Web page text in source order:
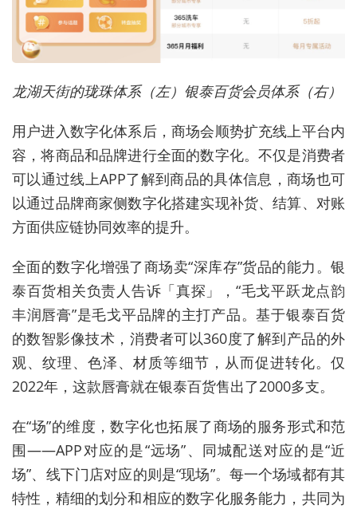
龙湖天街的珑珠体系（左）银泰百货会员体系（右）
用户进入数字化体系后，商场会顺势扩充线上平台内
容，将商品和品牌进行全面的数字化。不仅是消费者
可以通过线上APP了解到商品的具体信息，商场也可
以通过品牌商家侧数字化搭建实现补货、结算、对账
方面供应链协同效率的提升。
全面的数字化增强了商场卖“深库存”货品的能力。银
泰百货相关负责人告诉「真探」，“毛戈平跃龙点韵
丰润唇膏”是毛戈平品牌的主打产品。基于银泰百货
的数智影像技术，消费者可以360度了解到产品的外
观、纹理、色泽、材质等细节，从而促进转化。仅
2022年，这款唇膏就在银泰百货售出了2000多支。
在“场”的维度，数字化也拓展了商场的服务形式和范
围——APP对应的是“远场”、同城配送对应的是“近
场”、线下门店对应的则是“现场”。每一个场域都有其
特性，精细的划分和相应的数字化服务能力，共同为